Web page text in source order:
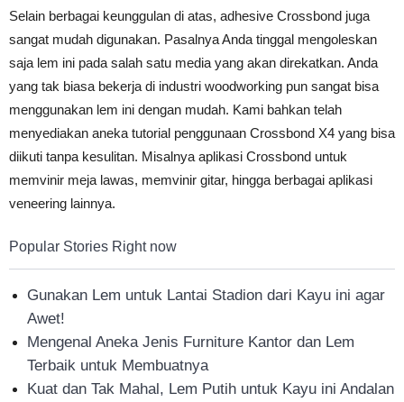
Selain berbagai keunggulan di atas, adhesive Crossbond juga
sangat mudah digunakan. Pasalnya Anda tinggal mengoleskan
saja lem ini pada salah satu media yang akan direkatkan. Anda
yang tak biasa bekerja di industri woodworking pun sangat bisa
menggunakan lem ini dengan mudah. Kami bahkan telah
menyediakan aneka tutorial penggunaan Crossbond X4 yang bisa
diikuti tanpa kesulitan. Misalnya aplikasi Crossbond untuk
memvinir meja lawas, memvinir gitar, hingga berbagai aplikasi
veneering lainnya.
Popular Stories Right now
Gunakan Lem untuk Lantai Stadion dari Kayu ini agar
Awet!
Mengenal Aneka Jenis Furniture Kantor dan Lem
Terbaik untuk Membuatnya
Kuat dan Tak Mahal, Lem Putih untuk Kayu ini Andalan